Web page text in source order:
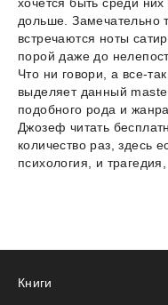
дольше. Замечательно
встречаются ноты
порой даже до
Что ни говори, а все-
выделяет данный
подобного рода и
Джозеф читать
количество раз, здесь
психология, и
Книги